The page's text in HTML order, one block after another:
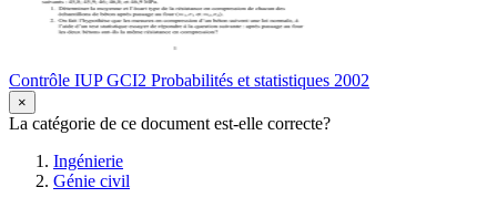
Contrôle IUP GCI2 Probabilités et statistiques 2002
×
La catégorie de ce document est-elle correcte?
Ingénierie
Génie civil